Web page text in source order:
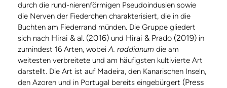
durch die rund-nierenförmigen Pseudoindusien sowie
die Nerven der Fiederchen charakterisiert, die in die
Buchten am Fiederrand münden. Die Gruppe gliedert
sich nach Hirai & al. (2016) und Hirai & Prado (2019) in
zumindest 16 Arten, wobeiA. raddianum die am
weitesten verbreitete und am häufigsten kultivierte Art
darstellt. Die Art ist auf Madeira, den Kanarischen Inseln,
den Azoren und in Portugal bereits eingebürgert (Press